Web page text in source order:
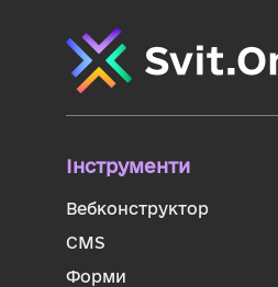
Інструменти
Вебконструктор
CMS
Форми